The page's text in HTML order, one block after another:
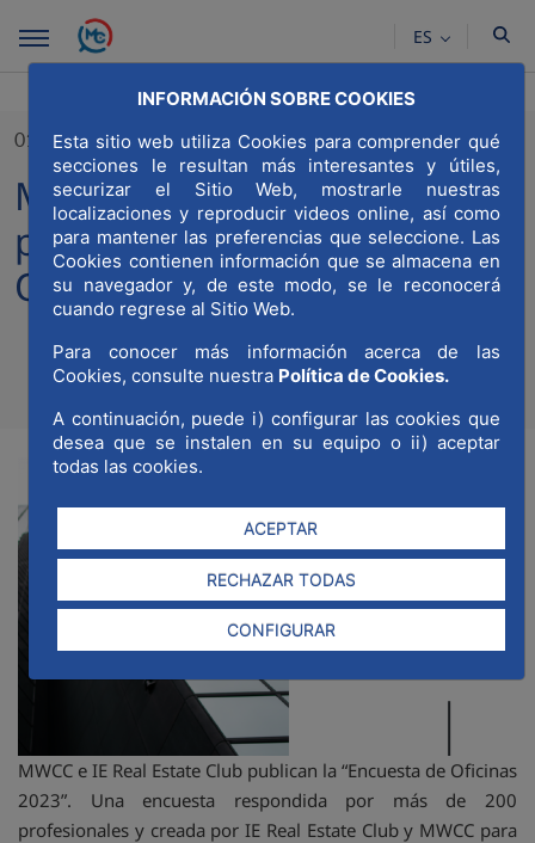
Saltar al contenido principal
INFORMACIÓN SOBRE COOKIES
Esta sitio web utiliza Cookies para comprender qué
secciones le resultan más interesantes y útiles,
securizar el Sitio Web, mostrarle nuestras
localizaciones y reproducir videos online, así como
para mantener las preferencias que seleccione. Las
Cookies contienen información que se almacena en
su navegador y, de este modo, se le reconocerá
cuando regrese al Sitio Web.
Para conocer más información acerca de las
Cookies, consulte nuestra Política de Cookies.
A continuación, puede i) configurar las cookies que
desea que se instalen en su equipo o ii) aceptar
todas las cookies.
ACEPTAR
RECHAZAR TODAS
CONFIGURAR
ES
01/03/2023
MWCC e IE Real Estate Club
publican la “Encuesta de
Oficinas 2023”
Compartir en
Compartir en
Compartir
MWCC e IE Real Estate Club publican la “Encuesta de Oficinas
2023”. Una encuesta respondida por más de 200
profesionales y creada por IE Real Estate Club y MWCC para